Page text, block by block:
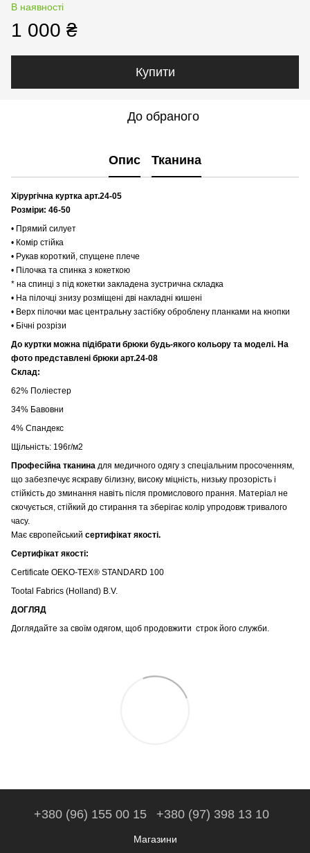
В наявності
1 000 ₴
Купити
До обраного
Опис Тканина
Хірургічна куртка арт.24-05
Розміри: 46-50
• Прямий силует
• Комір стійка
• Рукав короткий, спущене плече
• Пілочка та спинка з кокеткою
* на спинці з під кокетки закладена зустрична складка
• На пілочці знизу розміщені дві накладні кишені
• Верх пілочки має центральну застібку оброблену планками на кнопки
• Бічні розрізи
До куртки можна підібрати брюки будь-якого кольору та моделі. На
фото представлені брюки арт.24-08
Склад:
62% Поліестер
34% Бавовни
4% Спандекс
Щільність: 196г/м2
Професійна тканина для медичного одягу з спеціальним просоченням,
що забезпечує яскраву білизну, високу міцність, низьку прозорість і
стійкість до зминання навіть після промислового прання. Матеріал не
скочується, стійкий до стирання та зберігає колір упродовж тривалого
часу.
Має європейський сертифікат якості.
Сертифікат якості:
Certificate OEKO-TEX® STANDARD 100
Tootal Fabrics (Holland) B.V.
ДОГЛЯД
Доглядайте за своїм одягом, щоб продовжити строк його служби.
+380 (96) 155 00 15 +380 (97) 398 13 10
Магазини